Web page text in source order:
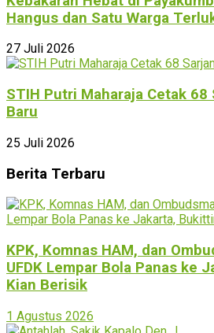
Hangus dan Satu Warga
27 Juli 2026
STIH Putri Maharaja Cetak 68
Baru
25 Juli 2026
Berita Terbaru
KPK, Komnas HAM, dan
UFDK Lempar Bola Panas ke
Kian Berisik
1 Agustus 2026